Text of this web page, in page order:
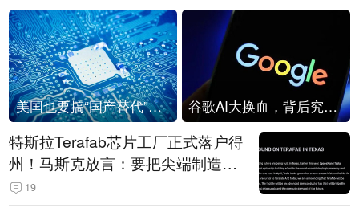
美国也要搞“国产替代”？先算清三笔账 谷歌AI大换血，背后究竟发生了什么？
特斯拉Terafab芯片工厂正式落户得
州！马斯克放言：要把尖端制造带
回美国
19